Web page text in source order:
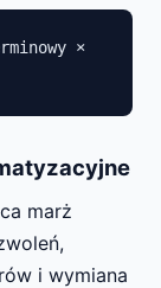
×
marż
i wymiana